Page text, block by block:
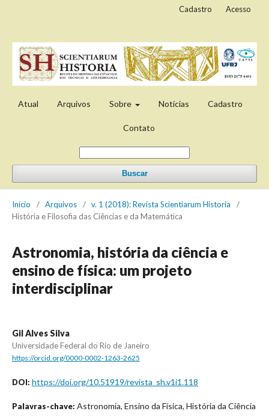
Atual Arquivos Sobre Notícias Cadastro
Contato
Buscar
Cadastro Acesso
Início / Arquivos / v. 1 (2018): Revista Scientiarum Historia
/
História e Filosofia das Ciências e da Matemática
Astronomia, história da ciência e
ensino de física: um projeto
interdisciplinar
Gil Alves Silva
Universidade Federal do Rio de Janeiro
https://orcid.org/0000-0002-1263-2625
DOI: https://doi.org/10.51919/revista_sh.v1i1.118
Palavras-chave: Astronomia, Ensino da Física, História da Ciência